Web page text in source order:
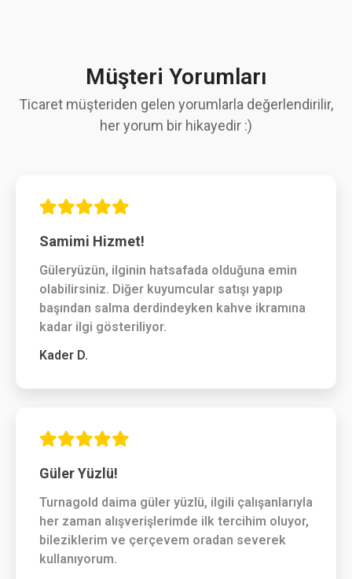
Müşteri Yorumları
Ticaret müşteriden gelen yorumlarla değerlendirilir,
her yorum bir hikayedir :)
Samimi Hizmet!
Güleryüzün, ilginin hatsafada olduğuna emin
olabilirsiniz. Diğer kuyumcular satışı yapıp
başından salma derdindeyken kahve ikramına
kadar ilgi gösteriliyor.
Kader D.
Güler Yüzlü!
Turnagold daima güler yüzlü, ilgili çalışanlarıyla
her zaman alışverişlerimde ilk tercihim oluyor,
bileziklerim ve çerçevem oradan severek
kullanıyorum.